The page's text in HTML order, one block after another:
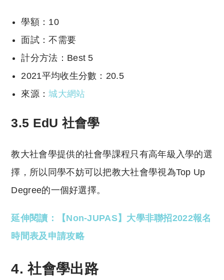
學額：10
面試：不需要
計分方法：Best 5
2021平均收生分數：20.5
來源：城大網站
3.5 EdU 社會學
教大社會學提供的社會學課程只有高年級入學的選
擇，所以同學不妨可以把教大社會學視為Top Up
Degree的一個好選擇。
延伸閱讀：【Non-JUPAS】大學非聯招2022報名
時間表及申請攻略
4. 社會學出路